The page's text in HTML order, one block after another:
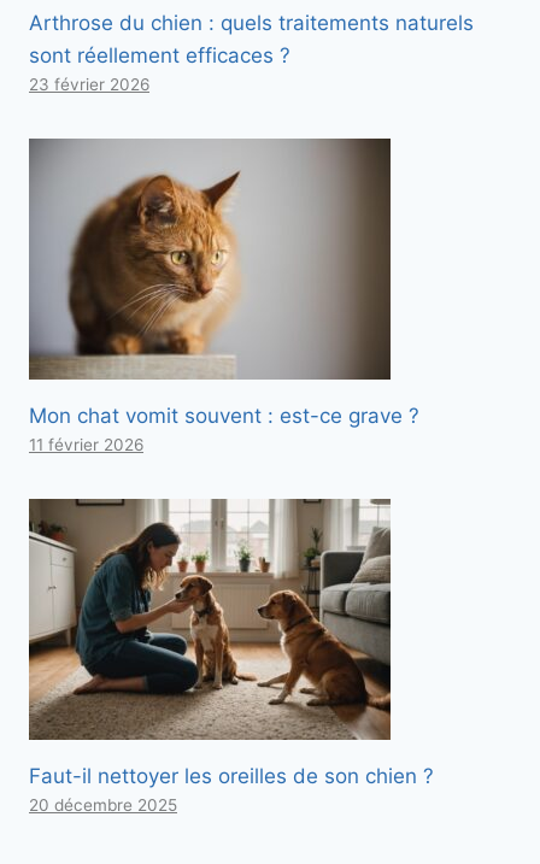
Arthrose du chien : quels traitements naturels
sont réellement efficaces ?
23 février 2026
Mon chat vomit souvent : est-ce grave ?
11 février 2026
Faut-il nettoyer les oreilles de son chien ?
20 décembre 2025